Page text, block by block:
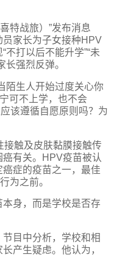
特战旅）”发布消息
家长为子女接种HPV
打以后不能升学”“未
长强烈反弹。
陌生人开始过度关心你
可不上学，也不会
该遵循自愿原则吗？为
触及皮肤黏膜接触传
有关。HPV疫苗被认
症的疫苗之一，最佳
为之前。
身，而是学校是否存
节目中分析，学校和相
产生疑虑。他认为，